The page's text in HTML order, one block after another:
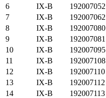
6
IX-B 192007052
7
IX-B 192007062
8
IX-B 192007080
9
IX-B 192007081
10
IX-B 192007095
11
IX-B 192007108
12
IX-B 192007110
13
IX-B 192007112
14
IX-B 192007113